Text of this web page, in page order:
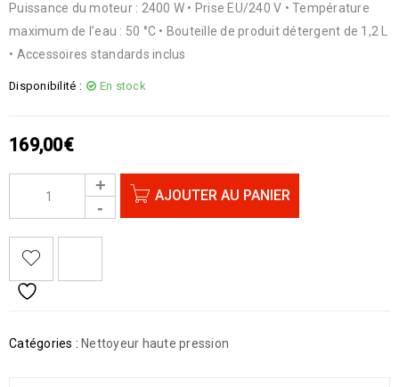
Puissance du moteur : 2400 W • Prise EU/240 V • Température
maximum de l’eau : 50 °C • Bouteille de produit détergent de 1,2 L
• Accessoires standards inclus
Disponibilité : En stock
169,00€
AJOUTER AU PANIER
Catégories : Nettoyeur haute pression